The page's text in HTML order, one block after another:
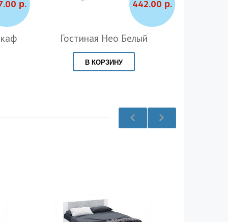
р. 442.00 р.
Гостиная Нео Белый
В КОРЗИНУ